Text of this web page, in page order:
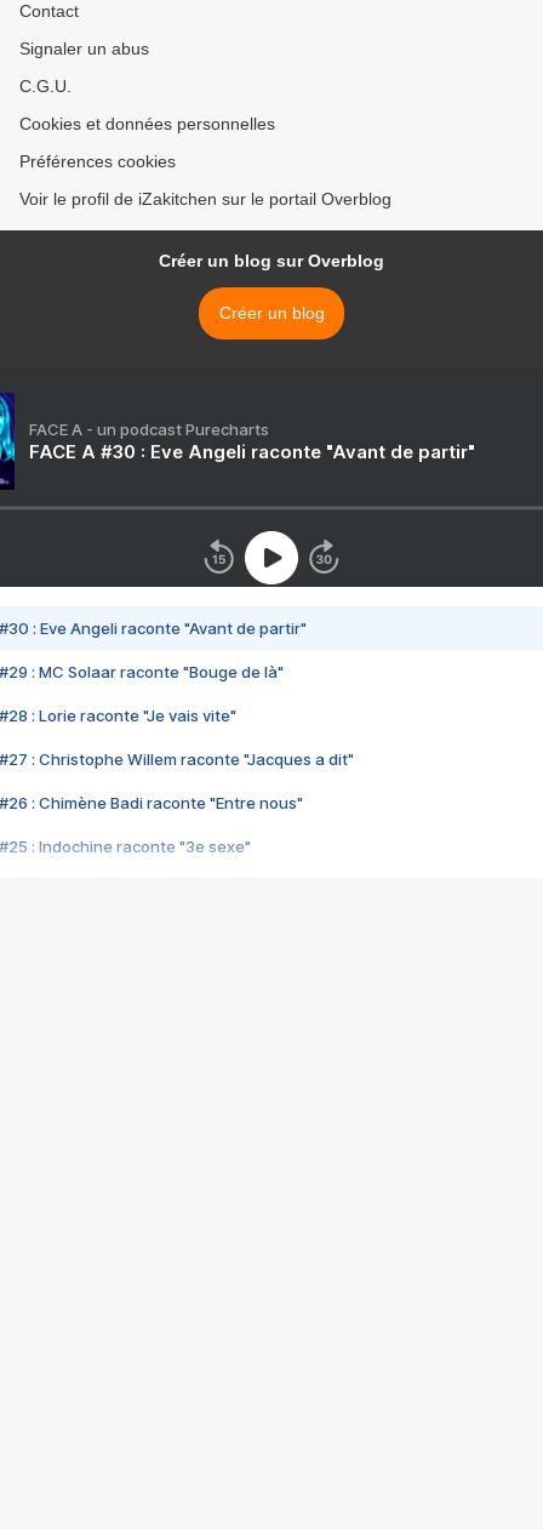
Contact
Signaler un abus
C.G.U.
Cookies et données personnelles
Préférences cookies
Voir le profil de iZakitchen sur le portail Overblog
Créer un blog sur Overblog
Créer un blog
FACE A - un podcast Purecharts
FACE A #30 : Eve Angeli raconte "Avant de partir"
#30 : Eve Angeli raconte "Avant de partir"
#29 : MC Solaar raconte "Bouge de là"
#28 : Lorie raconte "Je vais vite"
#27 : Christophe Willem raconte "Jacques a dit"
#26 : Chimène Badi raconte "Entre nous"
#25 : Indochine raconte "3e sexe"